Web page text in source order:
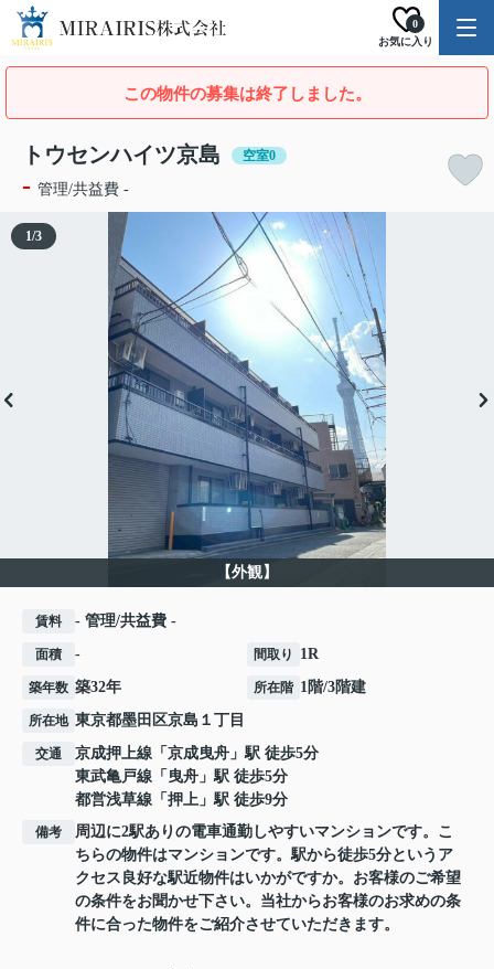
お気に入り
0
この物件の募集は終了しました。
トウセンハイツ京島 空室0
- 管理/共益費 -
【外観】
1/3
賃料 - 管理/共益費 -
面積 - 間取り 1R
築年数 築32年 所在階 1階/3階建
所在地 東京都墨田区京島 １丁目
交通 京成押上線 「 京成曳舟 」駅 徒歩5分
東武亀戸線 「 曳舟 」駅 徒歩5分
都営浅草線 「 押上 」駅 徒歩9分
備考
周辺に2駅ありの電車通勤しやすいマンションです。こ
ちらの物件はマンションです。駅から徒歩5分というア
クセス良好な駅近物件はいかがですか。お客様のご希望
の条件をお聞かせ下さい。当社からお客様のお求めの条
件に合った物件をご紹介させていただきます。